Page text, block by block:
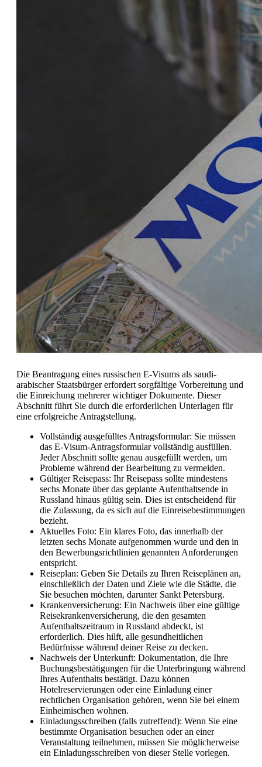
Die Beantragung eines russischen E-Visums als saudi-
arabischer Staatsbürger erfordert sorgfältige Vorbereitung und
die Einreichung mehrerer wichtiger Dokumente. Dieser
Abschnitt führt Sie durch die erforderlichen Unterlagen für
eine erfolgreiche Antragstellung.
Vollständig ausgefülltes Antragsformular: Sie müssen
das E-Visum-Antragsformular vollständig ausfüllen.
Jeder Abschnitt sollte genau ausgefüllt werden, um
Probleme während der Bearbeitung zu vermeiden.
Gültiger Reisepass: Ihr Reisepass sollte mindestens
sechs Monate über das geplante Aufenthaltsende in
Russland hinaus gültig sein. Dies ist entscheidend für
die Zulassung, da es sich auf die Einreisebestimmungen
bezieht.
Aktuelles Foto: Ein klares Foto, das innerhalb der
letzten sechs Monate aufgenommen wurde und den in
den Bewerbungsrichtlinien genannten Anforderungen
entspricht.
Reiseplan: Geben Sie Details zu Ihren Reiseplänen an,
einschließlich der Daten und Ziele wie die Städte, die
Sie besuchen möchten, darunter Sankt Petersburg.
Krankenversicherung: Ein Nachweis über eine gültige
Reisekrankenversicherung, die den gesamten
Aufenthaltszeitraum in Russland abdeckt, ist
erforderlich. Dies hilft, alle gesundheitlichen
Bedürfnisse während deiner Reise zu decken.
Nachweis der Unterkunft: Dokumentation, die Ihre
Buchungsbestätigungen für die Unterbringung während
Ihres Aufenthalts bestätigt. Dazu können
Hotelreservierungen oder eine Einladung einer
rechtlichen Organisation gehören, wenn Sie bei einem
Einheimischen wohnen.
Einladungsschreiben (falls zutreffend): Wenn Sie eine
bestimmte Organisation besuchen oder an einer
Veranstaltung teilnehmen, müssen Sie möglicherweise
ein Einladungsschreiben von dieser Stelle vorlegen.